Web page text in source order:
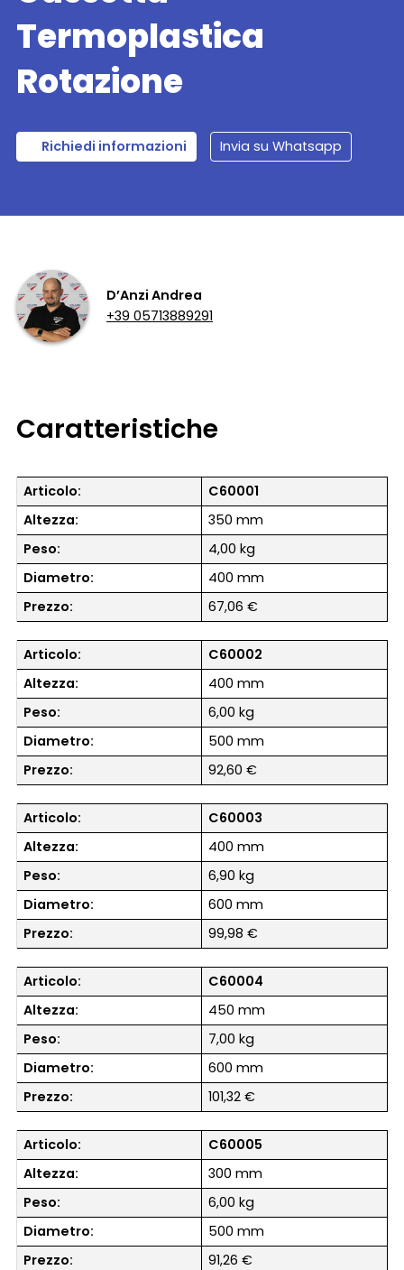
Termoplastica
Rotazione
Richiedi informazioni Invia su Whatsapp
D’Anzi Andrea
+39 05713889291
Caratteristiche
Articolo:
C60001
Altezza:
350 mm
Peso:
4,00 kg
Diametro:
400 mm
Prezzo:
67,06 €
Articolo:
C60002
Altezza:
400 mm
Peso:
6,00 kg
Diametro:
500 mm
Prezzo:
92,60 €
Articolo:
C60003
Altezza:
400 mm
Peso:
6,90 kg
Diametro:
600 mm
Prezzo:
99,98 €
Articolo:
C60004
Altezza:
450 mm
Peso:
7,00 kg
Diametro:
600 mm
Prezzo:
101,32 €
Articolo:
C60005
Altezza:
300 mm
Peso:
6,00 kg
Diametro:
500 mm
Prezzo:
91,26 €